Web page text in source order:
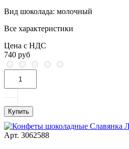
Вид шоколада: молочный
Все характеристики
Цена с НДС
740 руб
Купить
Арт. 3062588